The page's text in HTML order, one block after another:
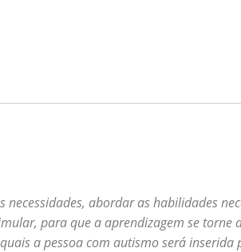
necessidades, abordar as habilidades
para que a aprendizagem se torne
a pessoa com autismo será inserida